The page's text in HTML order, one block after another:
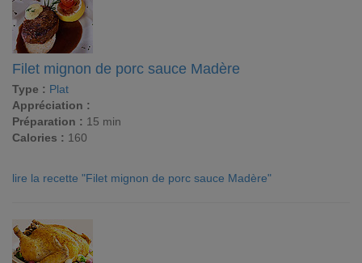
Filet mignon de porc sauce Madère
Type : Plat
Appréciation :
Préparation : 15 min
Calories : 160
lire la recette "Filet mignon de porc sauce Madère"